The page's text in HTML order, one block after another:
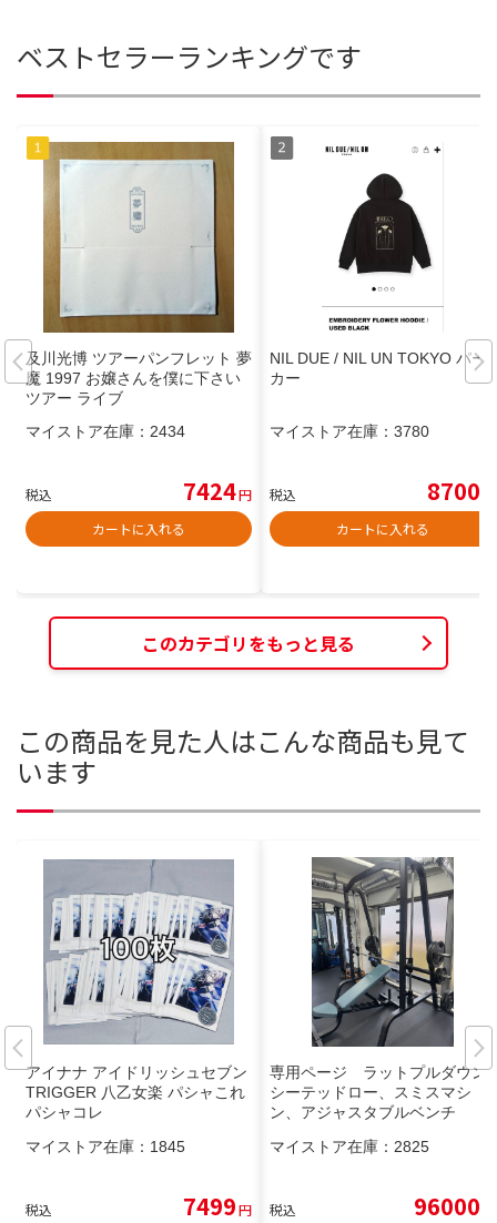
ベストセラーランキングです
及川光博 ツアーパンフレット 夢
魔 1997 お嬢さんを僕に下さい
ツアー ライブ
マイストア在庫： 2434
税込 7424円
カートに入れる
NIL DUE / NIL UN TOKYO パー
カー
マイストア在庫： 3780
税込 8700
カートに入れる
このカテゴリをもっと見る
この商品を見た人はこんな商品も見て
います
アイナナ アイドリッシュセブン
TRIGGER 八乙女楽 パシャこれ
パシャコレ
マイストア在庫： 1845
税込 7499円
専用ページ ラットプルダウン/
シーテッドロー、スミスマシ
ン、アジャスタブルベンチ
マイストア在庫： 2825
税込 96000